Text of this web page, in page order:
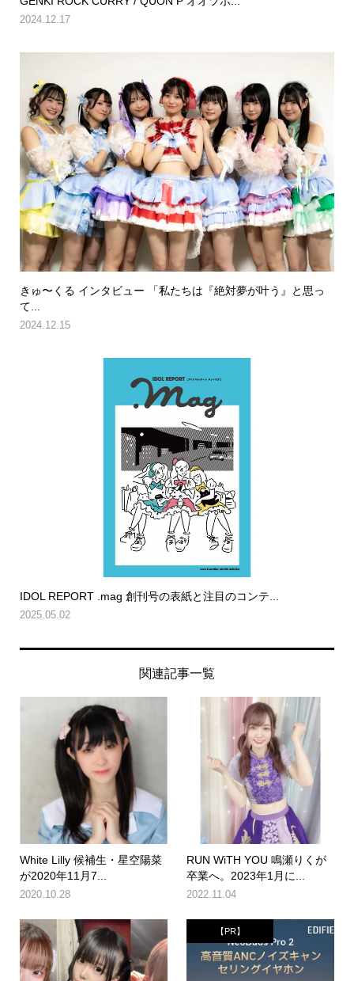
2024.12.17
きゅ〜くる インタビュー 「私たちは『絶対夢が叶う』と思っ
て...
2024.12.15
IDOL REPORT .mag 創刊号の表紙と注目のコンテ...
2025.05.02
関連記事一覧
White Lilly 候補生・星空陽菜
が2020年11月7...
2020.10.28
RUN WiTH YOU 鳴瀬りくが
卒業へ。2023年1月に...
2022.11.04
【PR】